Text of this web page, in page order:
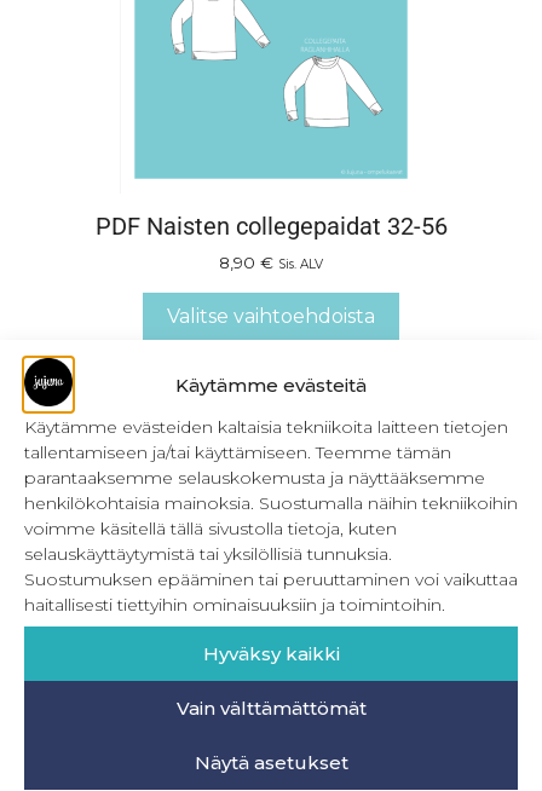
Käytämme evästeitä
Käytämme evästeiden kaltaisia tekniikoita laitteen tietojen
tallentamiseen ja/tai käyttämiseen. Teemme tämän
parantaaksemme selauskokemusta ja näyttääksemme
henkilökohtaisia mainoksia. Suostumalla näihin tekniikoihin
voimme käsitellä tällä sivustolla tietoja, kuten
selauskäyttäytymistä tai yksilöllisiä tunnuksia.
Suostumuksen epääminen tai peruuttaminen voi vaikuttaa
haitallisesti tiettyihin ominaisuuksiin ja toimintoihin.
Hyväksy kaikki
Vain välttämättömät
Näytä asetukset
PDF Naisten collegepaidat 32-56
8,90 € Sis. ALV
Valitse vaihtoehdoista
PDF Mini Three Pieces 80-164 cm
8,90€ Sis. ALV